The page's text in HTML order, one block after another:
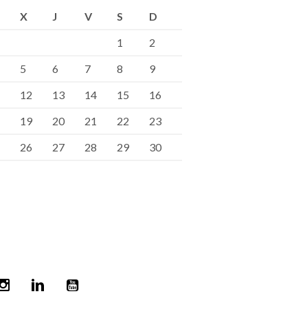
X J V S
D
1
2
5 6 7 8
9
12 13 14 15
16
19 20 21 22
23
26 27 28 29
30